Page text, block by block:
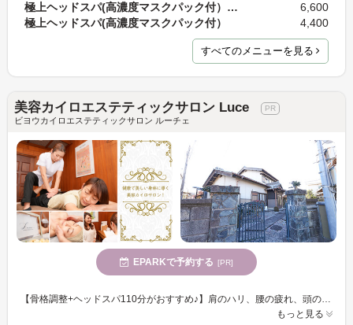
極上ヘッドスパ(高濃度マスクパック付）＆骨盤調整
6,600
極上ヘッドスパ(高濃度マスクパック付）
4,400
すべてのメニューを見る
美容カイロエステティックサロン Luce
ビヨウカイロエステティックサロン ルーチェ
EPARKで予約する [PR]
もっと見る